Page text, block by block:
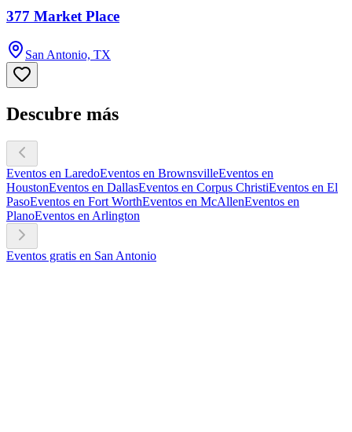
377 Market Place
San Antonio, TX
Descubre más
Eventos en LaredoEventos en BrownsvilleEventos en
HoustonEventos en DallasEventos en Corpus ChristiEventos en El
PasoEventos en Fort WorthEventos en McAllenEventos en
PlanoEventos en Arlington
Eventos gratis en San Antonio